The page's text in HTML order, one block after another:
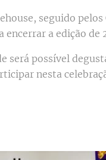
seguido pelos
encerrar a edição de
será possível
nesta